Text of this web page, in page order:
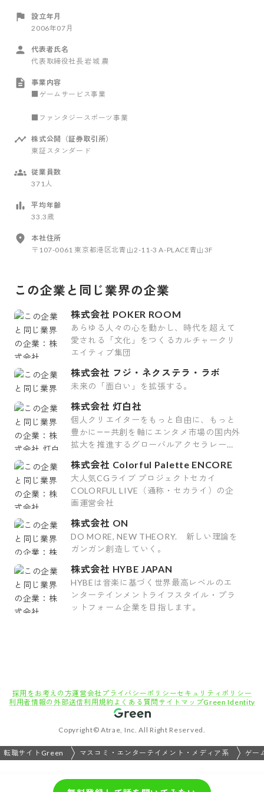
設立年月
2006年07月
代表者氏名
代表取締役社長 岩城 農
事業内容
■ゲームサービス事業
■ファンタジースポーツ事業
株式公開（証券取引所）
東証スタンダード
従業員数
371人
平均年齢
33.3歳
本社住所
〒107-0061 東京都港区北青山2-11-3 A-PLACE青山3F
この企業と同じ業界の企業
株式会社 POKER ROOM
あらゆる人々の心を動かし、時代を超えて
愛される「文化」をつくるカルチャークリ
エイティブ集団
株式会社 フジ・ネクステラ・ラボ
未来の「面白い」を拡張する。
株式会社 灯白社
個人クリエイターをもっと自由に、もっと
豊かに――共創を軸にエンタメ市場の国内外
拡大を推進するグローバルアクセラレータ
株式会社 Colorful Palette ENCORE
大人気CGライブ プロジェクトセカイ
COLORFUL LIVE（通称・セカライ）の企
画運営会社
株式会社 ON
DO MORE, NEW THEORY. 新しい理論を
ガンガン創造していく。
株式会社 HYBE JAPAN
HYBEは音楽に基づく世界最高レベルのエ
ンターテインメントライフスタイル・プラ
ットフォーム企業を目指します。
採用をお考えの方運営会社 プライバシーポリシーセキュリティポリシー
利用者情報の外部送信利用規約 よくある質問 サイトマップGreen Identity
Copyright© Atrae, Inc. All Right Reserved.
転職サイトGreen マスコミ・エンターテイメント・メディア系 ゲー